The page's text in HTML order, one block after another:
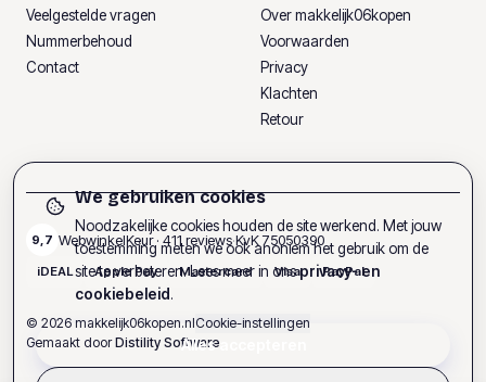
Veelgestelde vragen
Nummerbehoud
Contact
Over makkelijk06kopen
Voorwaarden
Privacy
Klachten
Retour
9,7 WebwinkelKeur · 411reviews·KvK75050390
iDEAL Apple Pay Mastercard Visa PayPal
© 2026 makkelijk06kopen.nlCookie-instellingen
Gemaakt door Distility Software
We gebruiken cookies
Noodzakelijke cookies houden de site werkend. Met jouw
toestemming meten we ook anoniem het gebruik om de
site te verbeteren. Lees meer in onsprivacy- en
cookiebeleid.
Alles accepteren